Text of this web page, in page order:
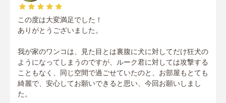
この度は大変満足でした！
ありがとうございました。
我が家のワンコは、見た目とは裏腹に犬に対してだけ狂犬の
ようになってしまうのですが、ルーク君に対しては攻撃する
こともなく、同じ空間で過ごせていたのと、お部屋もとても
綺麗で、安心してお願いできると思い、今回お願いしまし
た。